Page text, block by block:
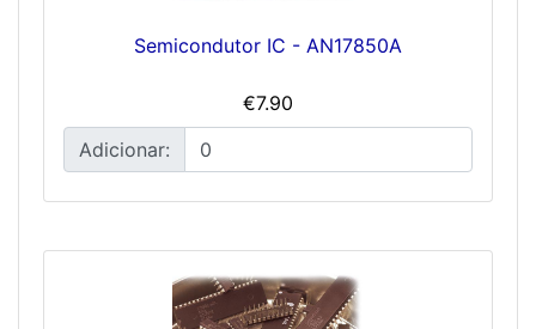
Semicondutor IC - AN17850A
€7.90
Adicionar: